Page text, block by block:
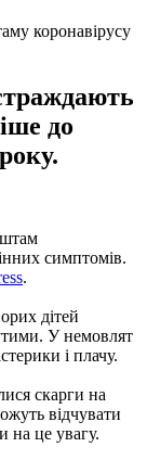
коронавірусу
до
симптомів.
.
дітей
У немовлят
і плачу.
скарги на
відчувати
на це увагу.